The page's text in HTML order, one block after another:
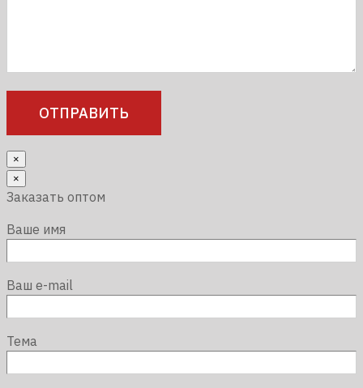
×
×
Заказать оптом
Ваше имя
Ваш e-mail
Тема